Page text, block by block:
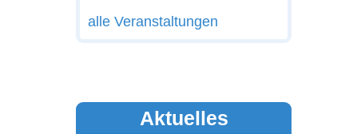
alle Veranstaltungen
Aktuelles